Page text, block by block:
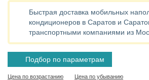
Быстрая доставка мобильных
кондиционеров в Саратов и
транспортными компаниями из
Подбор по параметрам
Цена по возрастанию Цена по убыванию